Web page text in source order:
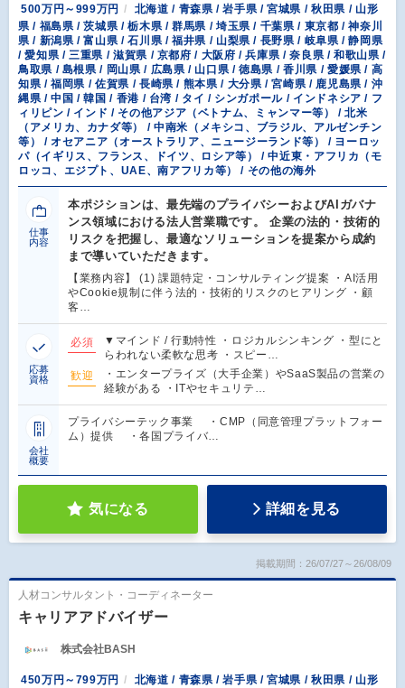
500万円～999万円
北海道 / 青森県 / 岩手県 / 宮城県 / 秋田県 / 山形
県 / 福島県 / 茨城県 / 栃木県 / 群馬県 / 埼玉県 / 千葉県 / 東京都 / 神奈川
県 / 新潟県 / 富山県 / 石川県 / 福井県 / 山梨県 / 長野県 / 岐阜県 / 静岡県
/ 愛知県 / 三重県 / 滋賀県 / 京都府 / 大阪府 / 兵庫県 / 奈良県 / 和歌山県 /
鳥取県 / 島根県 / 岡山県 / 広島県 / 山口県 / 徳島県 / 香川県 / 愛媛県 / 高
知県 / 福岡県 / 佐賀県 / 長崎県 / 熊本県 / 大分県 / 宮崎県 / 鹿児島県 / 沖
縄県 / 中国 / 韓国 / 香港 / 台湾 / タイ / シンガポール / インドネシア / フ
ィリピン / インド / その他アジア（ベトナム、ミャンマー等） / 北米
（アメリカ、カナダ等） / 中南米（メキシコ、ブラジル、アルゼンチン
等） / オセアニア（オーストラリア、ニュージーランド等） / ヨーロッ
パ（イギリス、フランス、ドイツ、ロシア等） / 中近東・アフリカ（モ
ロッコ、エジプト、UAE、南アフリカ等） / その他の海外
仕事
内容
本ポジションは、最先端のプライバシーおよびAIガバナ
ンス領域における法人営業職です。 企業の法的・技術的
リスクを把握し、最適なソリューションを提案から成約
まで導いていただきます。
【業務内容】 (1) 課題特定・コンサルティング提案 ・AI活用
やCookie規制に伴う法的・技術的リスクのヒアリング ・顧
客…
応募
資格
必須
▼マインド / 行動特性 ・ロジカルシンキング ・型にと
らわれない柔軟な思考 ・スピー…
歓迎
・エンタープライズ（大手企業）やSaaS製品の営業の
経験がある ・ITやセキュリテ…
会社
概要
プライバシーテック事業 ・CMP（同意管理プラットフォー
ム）提供 ・各国プライバ…
気になる 詳細を見る
掲載期間：26/07/27～26/08/09
人材コンサルタント・コーディネーター
キャリアアドバイザー
株式会社BASH
450万円～799万円
北海道 / 青森県 / 岩手県 / 宮城県 / 秋田県 / 山形